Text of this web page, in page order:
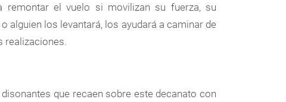
el vuelo si movilizan su fuerza, su
alguien los levantará, los ayudará a caminar de
realizaciones.
que recaen sobre este decanato con